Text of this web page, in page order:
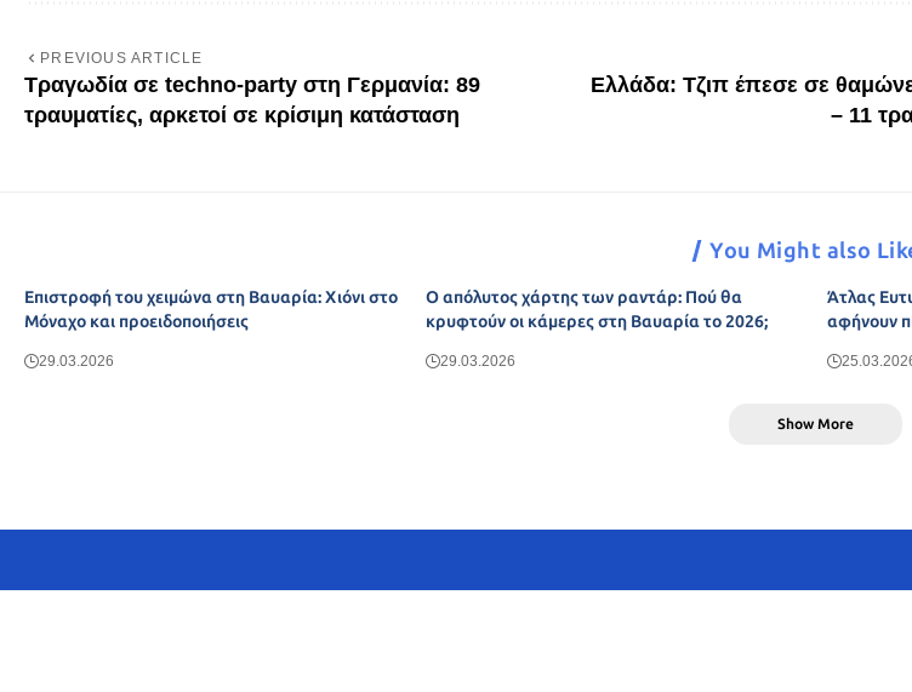
PREVIOUS ARTICLE
Τραγωδία σε techno-party στη Γερμανία: 89
τραυματίες, αρκετοί σε κρίσιμη κατάσταση
Ελλάδα: Τζιπ έπεσε σε
– 11
You Might also
Επιστροφή του χειμώνα στη Βαυαρία: Χιόνι στο
Μόναχο και προειδοποιήσεις
29.03.2026
Ο απόλυτος χάρτης των ραντάρ: Πού θα
κρυφτούν οι κάμερες στη Βαυαρία το 2026;
29.03.2026
Άτλας
αφήνουν
Show More